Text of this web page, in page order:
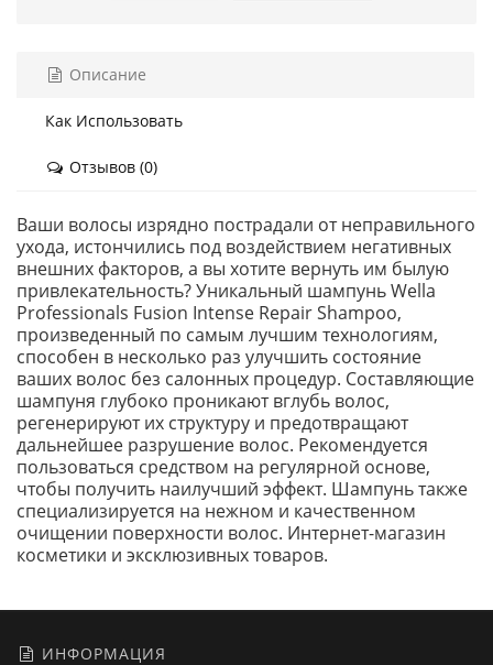
Описание
Как Использовать
Отзывов (0)
Ваши волосы изрядно пострадали от неправильного
ухода, истончились под воздействием негативных
внешних факторов, а вы хотите вернуть им былую
привлекательность? Уникальный шампунь Wella
Professionals Fusion Intense Repair Shampoo,
произведенный по самым лучшим технологиям,
способен в несколько раз улучшить состояние
ваших волос без салонных процедур. Составляющие
шампуня глубоко проникают вглубь волос,
регенерируют их структуру и предотвращают
дальнейшее разрушение волос. Рекомендуется
пользоваться средством на регулярной основе,
чтобы получить наилучший эффект. Шампунь также
специализируется на нежном и качественном
очищении поверхности волос. Интернет-магазин
косметики и эксклюзивных товаров.
ИНФОРМАЦИЯ